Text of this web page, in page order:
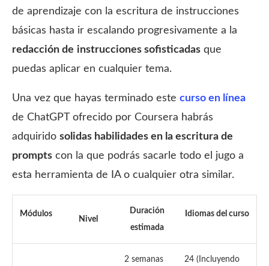
de aprendizaje con la escritura de instrucciones
básicas hasta ir escalando progresivamente a la
redacción de instrucciones sofisticadas que
puedas aplicar en cualquier tema.
Una vez que hayas terminado este curso en línea
de ChatGPT ofrecido por Coursera habrás
adquirido solidas habilidades en la escritura de
prompts con la que podrás sacarle todo el jugo a
esta herramienta de IA o cualquier otra similar.
Módulos
Nivel
Duración
estimada
Idiomas del curso
2 semanas
24 (Incluyendo